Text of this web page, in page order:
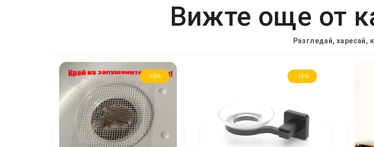
Вижте още от
Разгледай, харесай,
-60% -18%